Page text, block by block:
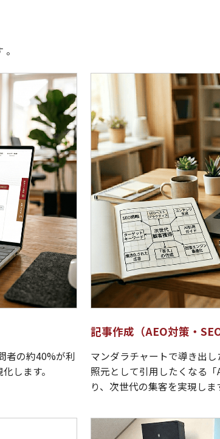
者の約40%が利
します。
記事作成（AEO対策・
マンダラチャートで導き出
照元として引用したくなる
り、次世代の集客を実現しま